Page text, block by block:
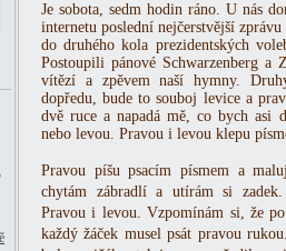
Je sobota, sedm hodin ráno. U nás
internetu poslední nejčerstvější
do druhého kola prezidentských
Postoupili pánové Schwarzenberg a
vítězí a zpěvem naší hymny.
dopředu, bude to souboj levice a
dvě ruce a napadá mě, co bych asi
nebo levou. Pravou i levou klepu
Pravou píšu psacím písmem a
chytám zábradlí a utírám si
Pravou i levou. Vzpomínám si, že
každý žáček musel psát pravou